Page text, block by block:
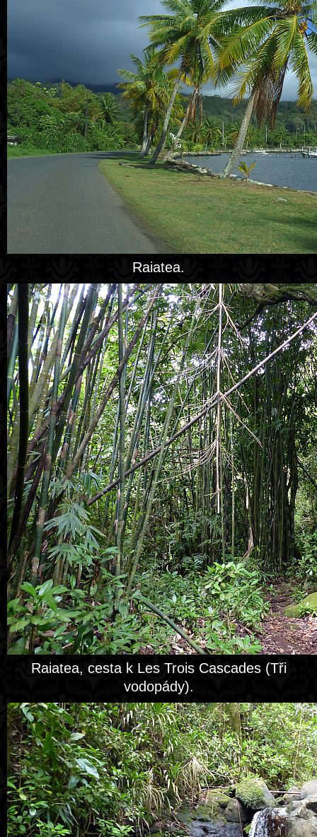
Raiatea.
Raiatea, cesta k Les Trois Cascades (Tři
vodopády).